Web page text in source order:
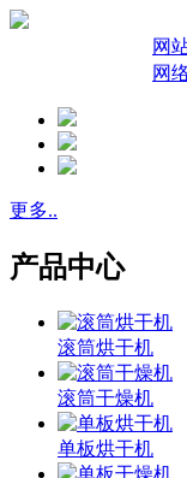
网
网
更多..
产品中心
滚筒烘干机
滚筒干燥机
单板烘干机